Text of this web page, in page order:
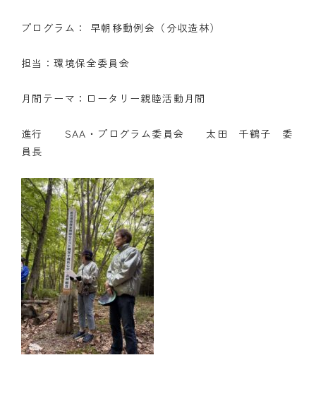
プログラム： 早朝移動例会（分収造林）
担当：環境保全委員会
月間テーマ：ロータリー親睦活動月間
進行 SAA・プログラム委員会 太田 千鶴子 委
員長